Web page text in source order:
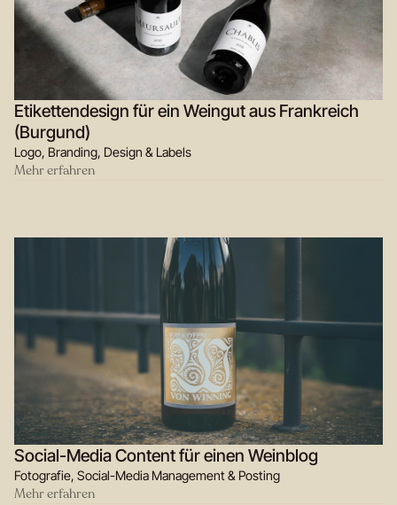
Etikettendesign für ein Weingut aus Frankreich
(Burgund)
Logo, Branding, Design & Labels
Mehr erfahren
Social-Media Content für einen Weinblog
Fotografie, Social-Media Management & Posting
Mehr erfahren